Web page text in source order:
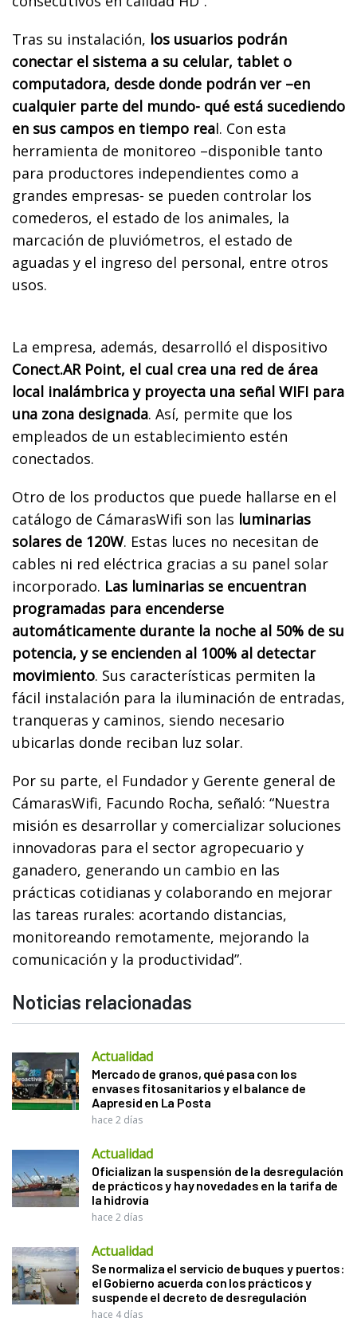
Tras su instalación, los usuarios podrán
conectar el sistema a su celular, tablet o
computadora, desde donde podrán ver –en
cualquier parte del mundo- qué está sucediendo
en sus campos en tiempo real. Con esta
herramienta de monitoreo –disponible tanto
para productores independientes como a
grandes empresas- se pueden controlar los
comederos, el estado de los animales, la
marcación de pluviómetros, el estado de
aguadas y el ingreso del personal, entre otros
usos.
La empresa, además, desarrolló el dispositivo
Conect.AR Point, el cual crea una red de área
local inalámbrica y proyecta una señal WIFI para
una zona designada. Así, permite que los
empleados de un establecimiento estén
conectados.
Otro de los productos que puede hallarse en el
catálogo de CámarasWifi son las luminarias
solares de 120W. Estas luces no necesitan de
cables ni red eléctrica gracias a su panel solar
incorporado. Las luminarias se encuentran
programadas para encenderse
automáticamente durante la noche al 50% de su
potencia, y se encienden al 100% al detectar
movimiento. Sus características permiten la
fácil instalación para la iluminación de entradas,
tranqueras y caminos, siendo necesario
ubicarlas donde reciban luz solar.
Por su parte, el Fundador y Gerente general de
CámarasWifi, Facundo Rocha, señaló: “Nuestra
misión es desarrollar y comercializar soluciones
innovadoras para el sector agropecuario y
ganadero, generando un cambio en las
prácticas cotidianas y colaborando en mejorar
las tareas rurales: acortando distancias,
monitoreando remotamente, mejorando la
comunicación y la productividad”.
Noticias relacionadas
Actualidad
Mercado de granos, qué pasa con los
envases fitosanitarios y el balance de
Aapresid en La Posta
hace 2 días
Actualidad
Oficializan la suspensión de la desregulación
de prácticos y hay novedades en la tarifa de
la hidrovía
hace 2 días
Actualidad
Se normaliza el servicio de buques y puertos:
el Gobierno acuerda con los prácticos y
suspende el decreto de desregulación
hace 4 días